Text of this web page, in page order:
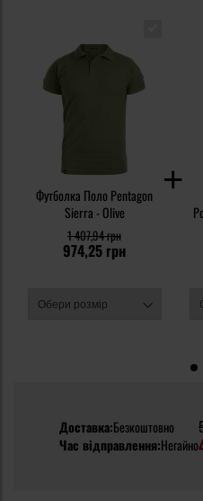
Футболка Поло Pentagon
Sierra - Olive
974,25 грн
1 407,94 грн
Доставка:Безкоштовно
Час відправлення:Негайно